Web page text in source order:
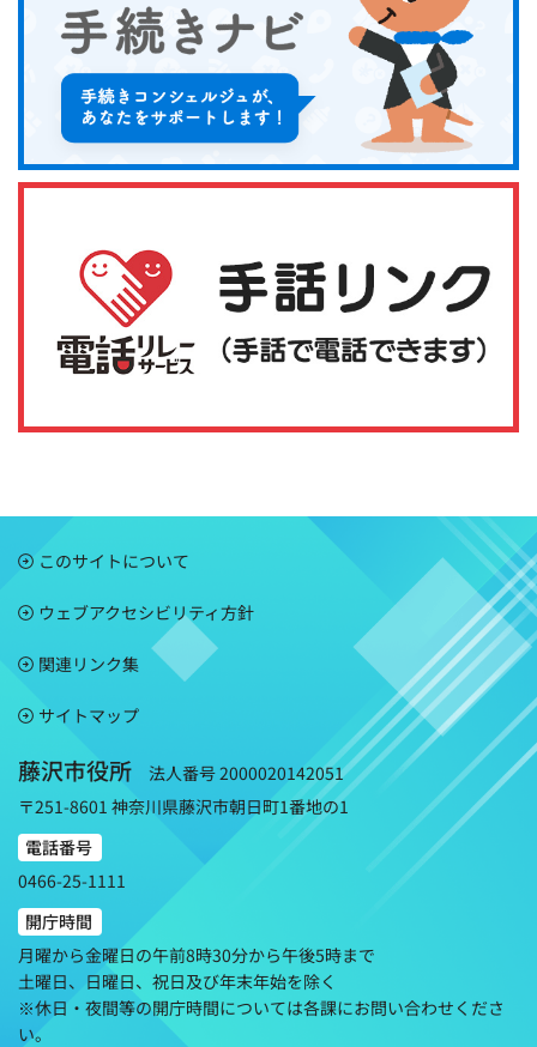
このサイトについて
ウェブアクセシビリティ方針
関連リンク集
サイトマップ
藤沢市役所
法人番号 2000020142051
〒251-8601 神奈川県藤沢市朝日町1番地の1
電話番号
0466-25-1111
開庁時間
月曜から金曜日の午前8時30分から午後5時まで
土曜日、日曜日、祝日及び年末年始を除く
※休日・夜間等の開庁時間については各課にお問い合わせくださ
い。